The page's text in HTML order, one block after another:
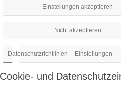
Einstellungen akzeptieren
Nicht akzeptieren
Einstellungen
Datenschutzrichtlinien
Cookie- und